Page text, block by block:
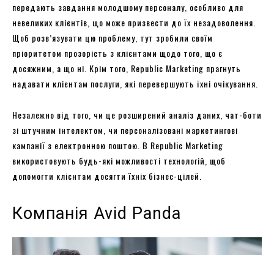
передають завдання молодшому персоналу, особливо для
невеликих клієнтів, що може призвести до їх незадоволення.
Щоб розв’язувати цю проблему, тут зробили своїм
пріоритетом прозорість з клієнтами щодо того, що є
досяжним, а що ні. Крім того, Republic Marketing прагнуть
надавати клієнтам послуги, які перевершують їхні очікування.
Незалежно від того, чи це розширений аналіз даних, чат-боти
зі штучним інтелектом, чи персоналізовані маркетингові
кампанії з електронною поштою. В Republic Marketing
використовують будь-які можливості технологій, щоб
допомогти клієнтам досягти їхніх бізнес-цілей.
Компанія Avid Panda